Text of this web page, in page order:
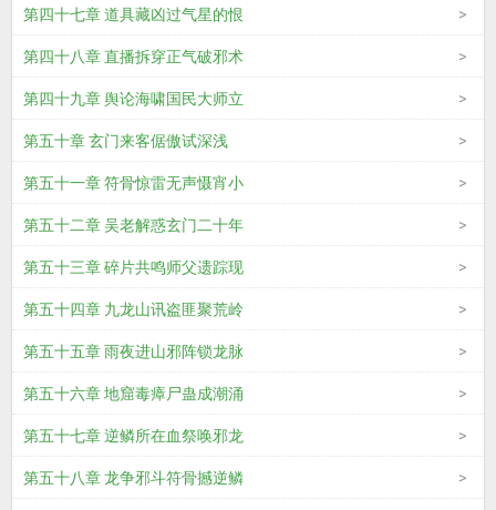
第四十七章 道具藏凶过气星的恨
第四十八章 直播拆穿正气破邪术
第四十九章 舆论海啸国民大师立
第五十章 玄门来客倨傲试深浅
第五十一章 符骨惊雷无声慑宵小
第五十二章 吴老解惑玄门二十年
第五十三章 碎片共鸣师父遗踪现
第五十四章 九龙山讯盗匪聚荒岭
第五十五章 雨夜进山邪阵锁龙脉
第五十六章 地窟毒瘴尸蛊成潮涌
第五十七章 逆鳞所在血祭唤邪龙
第五十八章 龙争邪斗符骨撼逆鳞